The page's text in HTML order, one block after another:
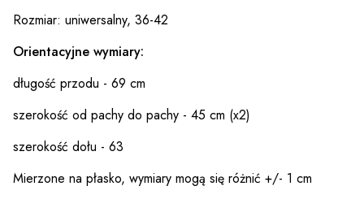
Rozmiar: uniwersalny, 36-42
Orientacyjne wymiary:
długość przodu - 69 cm
szerokość od pachy do pachy - 45 cm (x2)
szerokość dołu - 63
Mierzone na płasko, wymiary mogą się różnić +/- 1 cm